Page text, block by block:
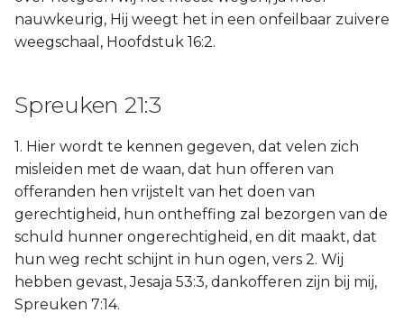
nauwkeurig, Hij weegt het in een onfeilbaar zuivere
weegschaal, Hoofdstuk 16:2.
Spreuken 21:3
1. Hier wordt te kennen gegeven, dat velen zich
misleiden met de waan, dat hun offeren van
offeranden hen vrijstelt van het doen van
gerechtigheid, hun ontheffing zal bezorgen van de
schuld hunner ongerechtigheid, en dit maakt, dat
hun weg recht schijnt in hun ogen, vers 2. Wij
hebben gevast, Jesaja 53:3, dankofferen zijn bij mij,
Spreuken 7:14.